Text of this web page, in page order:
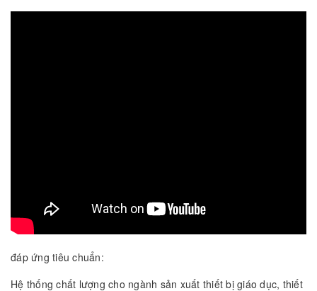
đáp ứng tiêu chuẩn:
Hệ thống chất lượng cho ngành sản xuất thiết bị giáo dục, thiết